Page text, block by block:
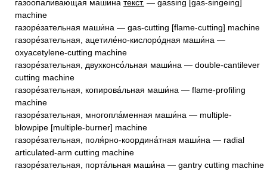
газоопа́ливающая маши́на текст. — gassing [gas-singeing]
machine
газоре́зательная маши́на — gas-cutting [flame-cutting] machine
газоре́зательная, ацетиле́но-кислоро́дная маши́на —
oxyacetylene-cutting machine
газоре́зательная, двухконсо́льная маши́на — double-cantilever
cutting machine
газоре́зательная, копирова́льная маши́на — flame-profiling
machine
газоре́зательная, многопла́менная маши́на — multiple-
blowpipe [multiple-burner] machine
газоре́зательная, поля́рно-координа́тная маши́на — radial
articulated-arm cutting machine
газоре́зательная, порта́льная маши́на — gantry cutting machine